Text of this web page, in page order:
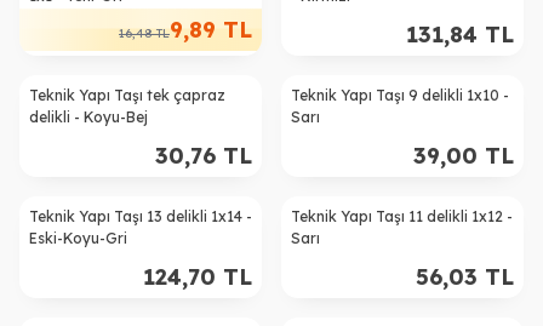
16,48TL9,89 TL 131,84 TL
Teknik Yapı Taşı tek çapraz
delikli - Koyu-Bej
30,76 TL
Teknik Yapı Taşı 9 delikli 1x10 -
Sarı
39,00 TL
Teknik Yapı Taşı 13 delikli 1x14 -
Eski-Koyu-Gri
124,70 TL
Teknik Yapı Taşı 11 delikli 1x12 -
Sarı
56,03 TL